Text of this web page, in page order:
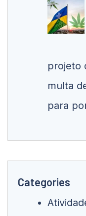
projeto
multa
para
Categories